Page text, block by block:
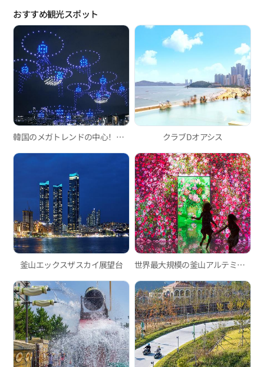
おすすめ観光スポット
韓国のメガトレンドの中心！広安里Mドローンライトショー クラブDオアシス
釜山エックスザスカイ展望台 世界最大規模の釜山アルテミュージアム、吸い込まれるようなイマーシブメディアアート！